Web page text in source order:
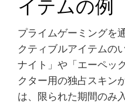
プライムゲーミングを
クティブルアイテムの
ナイト」や「エーペッ
クター用の独占スキン
は、限られた期間のみ